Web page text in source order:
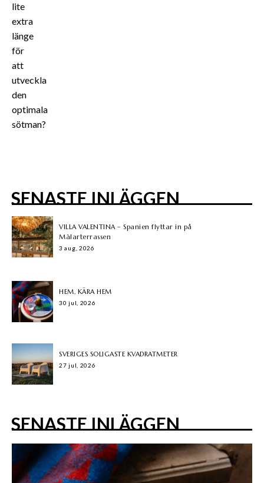
lite
extra
länge
för
att
utveckla
den
optimala
sötman?
SENASTE INLÄGGEN
VILLA VALENTINA – Spanien flyttar in på
Mälarterrassen
3 aug, 2026
HEM, KÄRA HEM
30 jul, 2026
SVERIGES SOLIGASTE KVADRATMETER
27 jul, 2026
SENASTE INLÄGGEN